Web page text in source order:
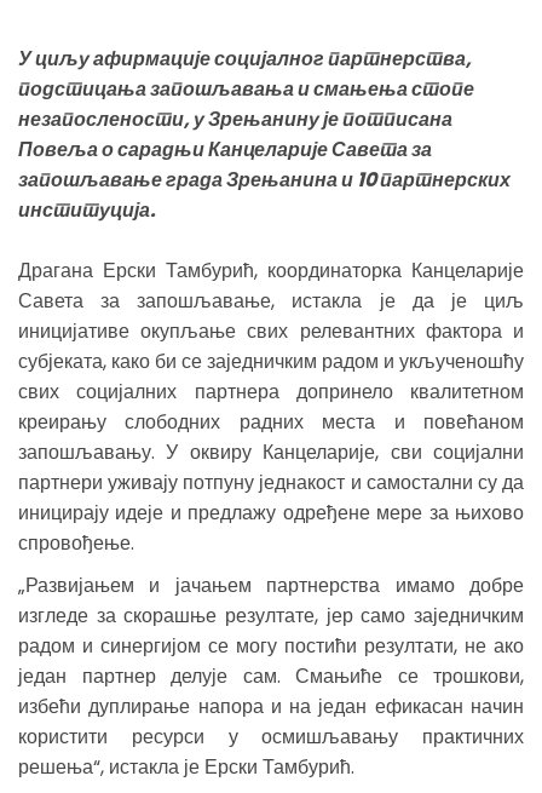
У циљу афирмације социјалног партнерства,
подстицања запошљавања и смањења стопе
незапослености, у Зрењанину је потписана
Повеља о сарадњи Канцеларије Савета за
запошљавање града Зрењанина и 10 партнерских
институција.
Драгана Ерски Тамбурић, координаторка Канцеларије
Савета за запошљавање, истакла је да је циљ
иницијативе окупљање свих релевантних фактора и
субјеката, како би се заједничким радом и укљученошћу
свих социјалних партнера допринело квалитетном
креирању слободних радних места и повећаном
запошљавању. У оквиру Канцеларије, сви социјални
партнери уживају потпуну једнакост и самостални су да
иницирају идеје и предлажу одређене мере за њихово
спровођење.
„Развијањем и јачањем партнерства имамо добре
изгледе за скорашње резултате, јер само заједничким
радом и синергијом се могу постићи резултати, не ако
један партнер делује сам. Смањиће се трошкови,
избећи дуплирање напора и на један ефикасан начин
користити ресурси у осмишљавању практичних
решења“, истакла је Ерски Тамбурић.